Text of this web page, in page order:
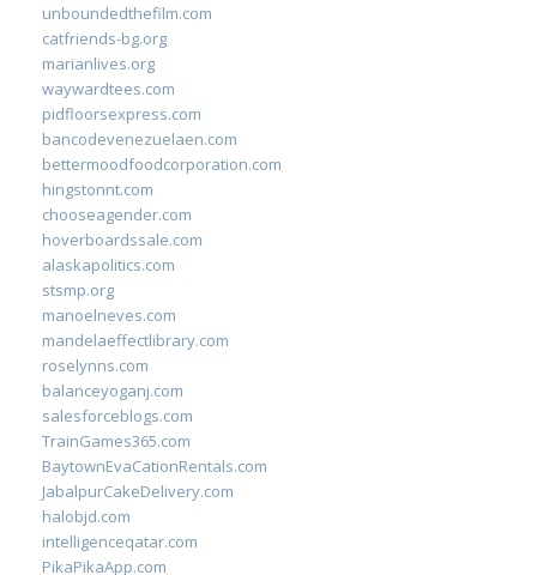
unboundedthefilm.com
catfriends-bg.org
marianlives.org
waywardtees.com
pidfloorsexpress.com
bancodevenezuelaen.com
bettermoodfoodcorporation.com
hingstonnt.com
chooseagender.com
hoverboardssale.com
alaskapolitics.com
stsmp.org
manoelneves.com
mandelaeffectlibrary.com
roselynns.com
balanceyoganj.com
salesforceblogs.com
TrainGames365.com
BaytownEvaCationRentals.com
JabalpurCakeDelivery.com
halobjd.com
intelligenceqatar.com
PikaPikaApp.com